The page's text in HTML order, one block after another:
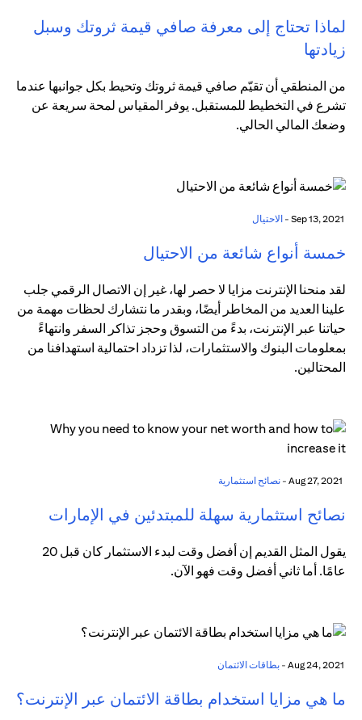
لماذا تحتاج إلى معرفة صافي قيمة ثروتك وسبل
زيادتها
من المنطقي أن تقيّم صافي قيمة ثروتك وتحيط بكل جوانبها عندما
تشرع في التخطيط للمستقبل. يوفر المقياس لمحة سريعة عن
وضعك المالي الحالي.
الاحتيال
خمسة أنواع شائعة من الاحتيال
لقد منحنا الإنترنت مزايا لا حصر لها، غير إن الاتصال الرقمي جلب
علينا العديد من المخاطر أيضًا، وبقدر ما نتشارك لحظات مهمة من
حياتنا عبر الإنترنت، بدءً من التسوق وحجز تذاكر السفر وانتهاءً
بمعلومات البنوك والاستثمارات، لذا تزداد احتمالية استهدافنا من
المحتالين.
نصائح استثمارية
نصائح استثمارية سهلة للمبتدئين في الإمارات
يقول المثل القديم إن أفضل وقت لبدء الاستثمار كان قبل 20
عامًا. أما ثاني أفضل وقت فهو الآن.
بطاقات الائتمان
ما هي مزايا استخدام بطاقة الائتمان عبر الإنترنت؟